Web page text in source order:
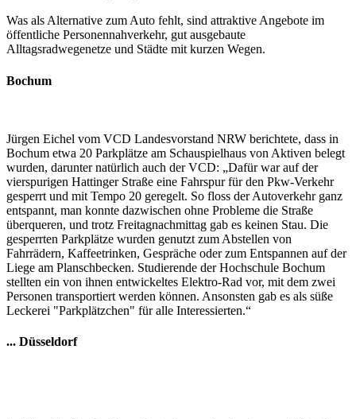
Was als Alternative zum Auto fehlt, sind attraktive Angebote im
öffentliche Personennahverkehr, gut ausgebaute
Alltagsradwegenetze und Städte mit kurzen Wegen.
Bochum
Jürgen Eichel vom VCD Landesvorstand NRW berichtete, dass in
Bochum etwa 20 Parkplätze am Schauspielhaus von Aktiven belegt
wurden, darunter natürlich auch der VCD: „Dafür war auf der
vierspurigen Hattinger Straße eine Fahrspur für den Pkw-Verkehr
gesperrt und mit Tempo 20 geregelt. So floss der Autoverkehr ganz
entspannt, man konnte dazwischen ohne Probleme die Straße
überqueren, und trotz Freitagnachmittag gab es keinen Stau. Die
gesperrten Parkplätze wurden genutzt zum Abstellen von
Fahrrädern, Kaffeetrinken, Gespräche oder zum Entspannen auf der
Liege am Planschbecken. Studierende der Hochschule Bochum
stellten ein von ihnen entwickeltes Elektro-Rad vor, mit dem zwei
Personen transportiert werden können. Ansonsten gab es als süße
Leckerei "Parkplätzchen" für alle Interessierten.“
... Düsseldorf